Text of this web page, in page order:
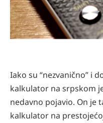
Iako su “nezvanično” i
kalkulator na srpskom
nedavno pojavio. On je
kalkulator na